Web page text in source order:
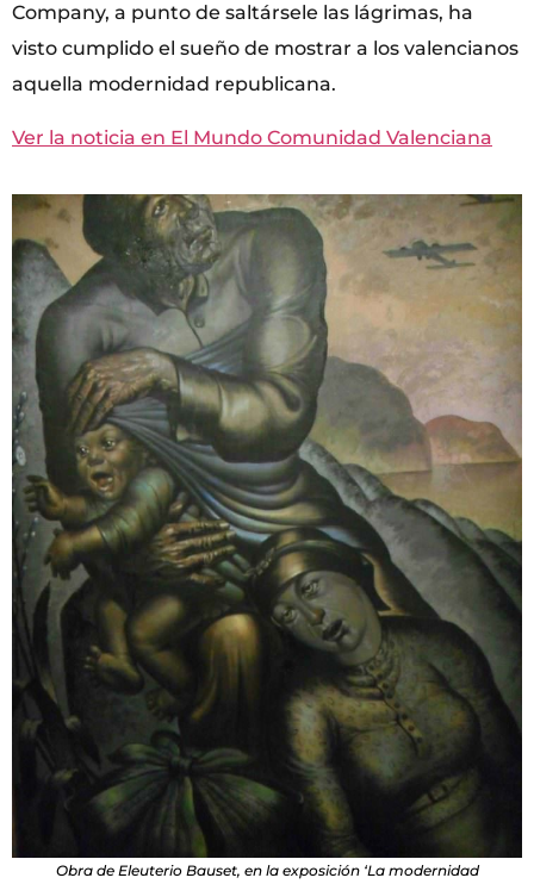
Company, a punto de saltársele las lágrimas, ha
visto cumplido el sueño de mostrar a los valencianos
aquella modernidad republicana.
Ver la noticia en El Mundo Comunidad Valenciana
Obra de Eleuterio Bauset, en la exposición ‘La modernidad